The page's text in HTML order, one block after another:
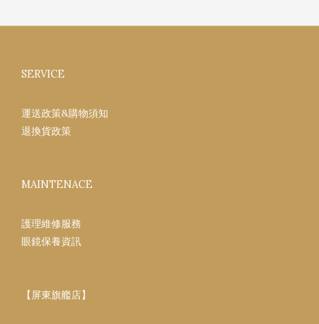
SERVICE
運送政策&購物須知
退換貨政策
MAINTENACE
護理維修服務
眼鏡保養資訊
【屏東旗艦店】